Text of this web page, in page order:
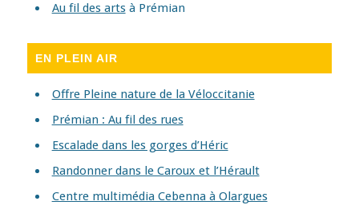
Au fil des artsà Prémian
EN PLEIN AIR
Offre Pleine nature de la Véloccitanie
Prémian : Au fil des rues
Escalade dans les gorges d’Héric
Randonner dans le Caroux et l’Hérault
Centre multimédia Cebenna à Olargues